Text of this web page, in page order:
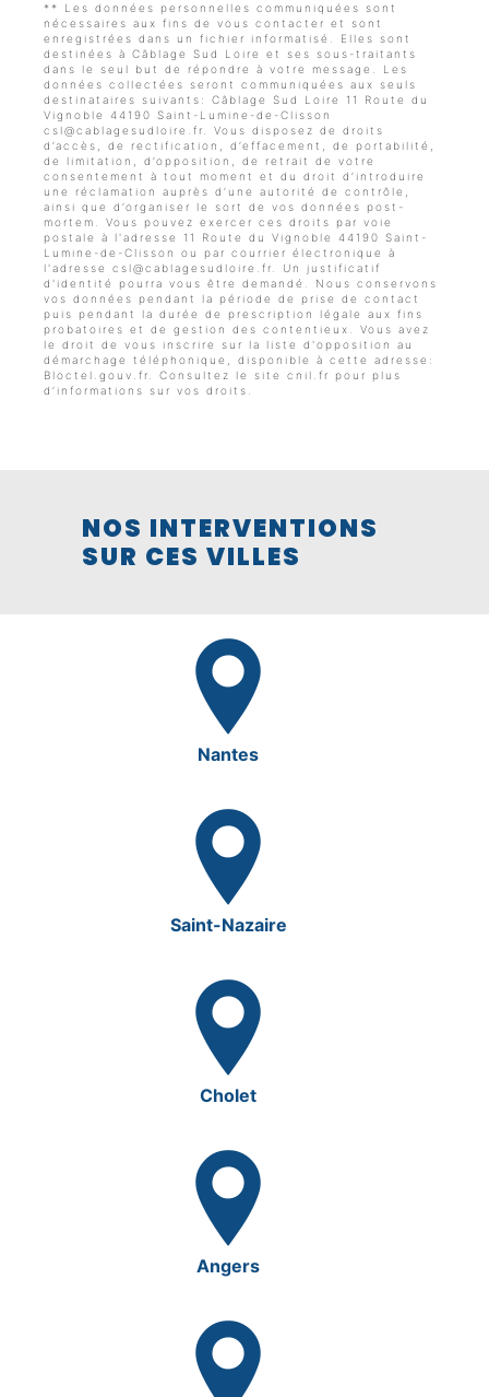
** Les données personnelles communiquées sont
nécessaires aux fins de vous contacter et sont
enregistrées dans un fichier informatisé. Elles sont
destinées à Câblage Sud Loire et ses sous-traitants
dans le seul but de répondre à votre message. Les
données collectées seront communiquées aux seuls
destinataires suivants: Câblage Sud Loire 11 Route du
Vignoble 44190 Saint-Lumine-de-Clisson
csl@cablagesudloire.fr. Vous disposez de droits
d’accès, de rectification, d’effacement, de portabilité,
de limitation, d’opposition, de retrait de votre
consentement à tout moment et du droit d’introduire
une réclamation auprès d’une autorité de contrôle,
ainsi que d’organiser le sort de vos données post-
mortem. Vous pouvez exercer ces droits par voie
postale à l'adresse 11 Route du Vignoble 44190 Saint-
Lumine-de-Clisson ou par courrier électronique à
l'adresse csl@cablagesudloire.fr. Un justificatif
d'identité pourra vous être demandé. Nous conservons
vos données pendant la période de prise de contact
puis pendant la durée de prescription légale aux fins
probatoires et de gestion des contentieux. Vous avez
le droit de vous inscrire sur la liste d'opposition au
démarchage téléphonique, disponible à cette adresse:
Bloctel.gouv.fr. Consultez le site cnil.fr pour plus
d’informations sur vos droits.
NOS INTERVENTIONS
SUR CES VILLES
Nantes
Saint-Nazaire
Cholet
Angers